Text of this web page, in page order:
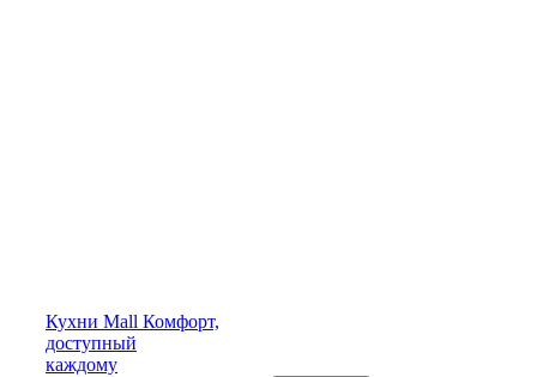
Кухни Mall Комфорт,
доступный
каждому